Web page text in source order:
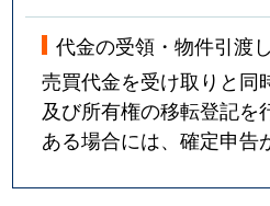
代金の受領・物件引渡し
売買代金を受け取りと同
及び所有権の移転登記を
ある場合には、確定申告